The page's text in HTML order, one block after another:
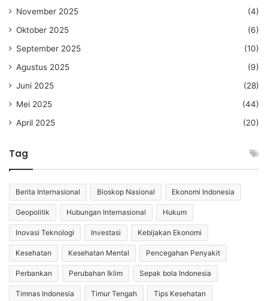
November 2025
(4)
Oktober 2025
(6)
September 2025
(10)
Agustus 2025
(9)
Juni 2025
(28)
Mei 2025
(44)
April 2025
(20)
Tag
Berita Internasional Bioskop Nasional Ekonomi Indonesia
Geopolitik Hubungan Internasional Hukum
Inovasi Teknologi Investasi Kebijakan Ekonomi
Kesehatan Kesehatan Mental Pencegahan Penyakit
Perbankan Perubahan Iklim Sepak bola Indonesia
Timnas Indonesia Timur Tengah Tips Kesehatan